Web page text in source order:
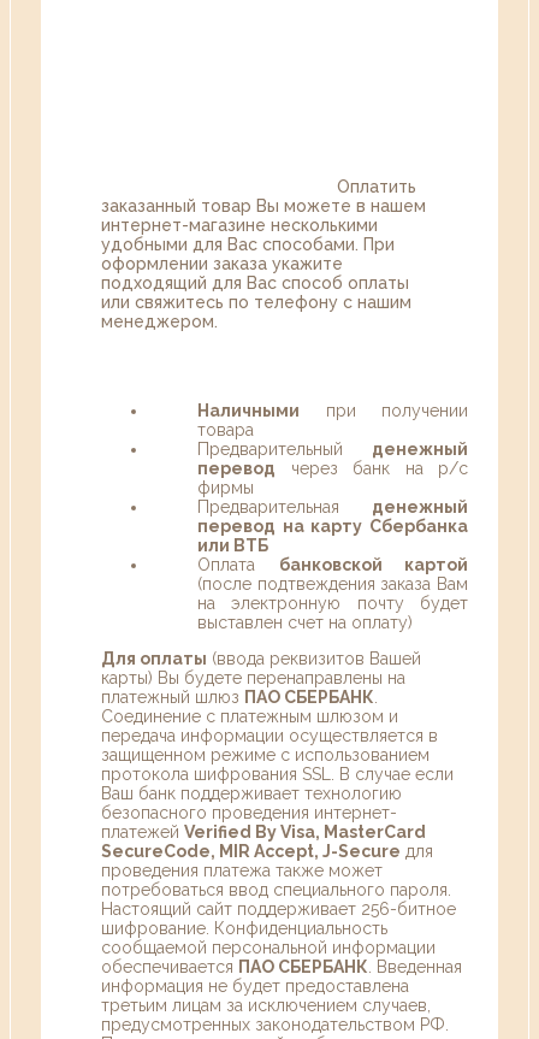
Оплатить
заказанный товар Вы можете в нашем
интернет-магазине несколькими
удобными для Вас способами. При
оформлении заказа укажите
подходящий для Вас способ оплаты
или свяжитесь по телефону с нашим
менеджером.
Наличными при получении
товара
Предварительный денежный
перевод через банк на р/с
фирмы
Предварительная денежный
перевод на карту Сбербанка
или ВТБ
Оплата банковской картой
(после подтвеждения заказа Вам
на электронную почту будет
выставлен счет на оплату)
Для оплаты (ввода реквизитов Вашей
карты) Вы будете перенаправлены на
платежный шлюз ПАО СБЕРБАНК
Соединение с платежным шлюзом и
передача информации осуществляется в
защищенном режиме с использованием
протокола шифрования SSL. В случае если
Ваш банк поддерживает технологию
безопасного проведения интернет-
платежей Verified By Visa, MasterCard
SecureCode, MIR Accept, J-Secure для
проведения платежа также может
потребоваться ввод специального пароля.
Настоящий сайт поддерживает 256-битное
шифрование. Конфиденциальность
сообщаемой персональной информации
обеспечивается ПАО СБЕРБАНК . Введенная
информация не будет предоставлена
третьим лицам за исключением случаев,
предусмотренных законодательством РФ.